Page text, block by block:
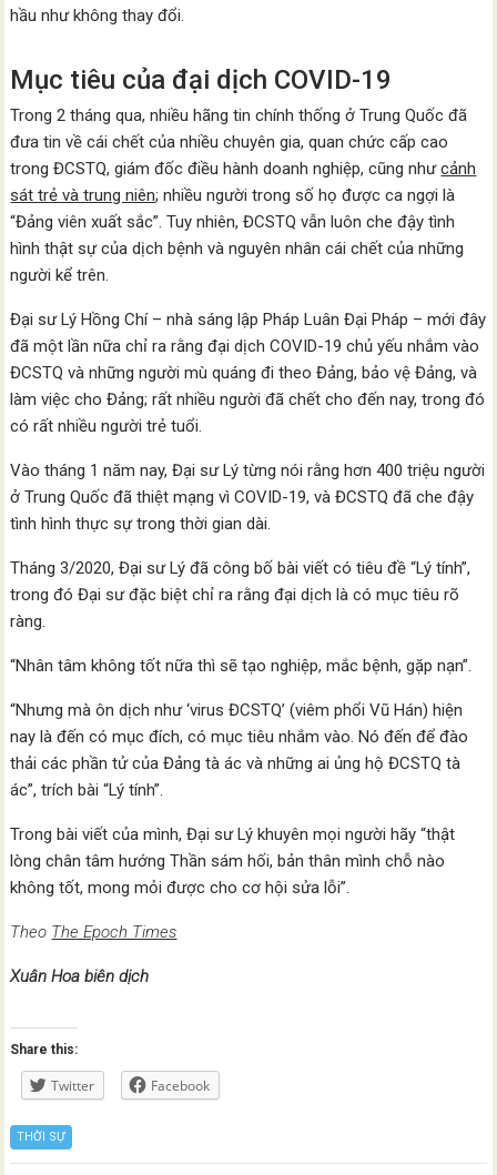
hầu như không thay đổi.
Mục tiêu của đại dịch COVID-19
Trong 2 tháng qua, nhiều hãng tin chính thống ở Trung Quốc đã
đưa tin về cái chết của nhiều chuyên gia, quan chức cấp cao
trong ĐCSTQ, giám đốc điều hành doanh nghiệp, cũng nhưcảnh
sát trẻ và trung niên; nhiều người trong số họ được ca ngợi là
“Đảng viên xuất sắc”. Tuy nhiên, ĐCSTQ vẫn luôn che đậy tình
hình thật sự của dịch bệnh và nguyên nhân cái chết của những
người kể trên.
Đại sư Lý Hồng Chí – nhà sáng lập Pháp Luân Đại Pháp – mới đây
đã một lần nữa chỉ ra rằng đại dịch COVID-19 chủ yếu nhắm vào
ĐCSTQ và những người mù quáng đi theo Đảng, bảo vệ Đảng, và
làm việc cho Đảng; rất nhiều người đã chết cho đến nay, trong đó
có rất nhiều người trẻ tuổi.
Vào tháng 1 năm nay, Đại sư Lý từng nói rằng hơn 400 triệu người
ở Trung Quốc đã thiệt mạng vì COVID-19, và ĐCSTQ đã che đậy
tình hình thực sự trong thời gian dài.
Tháng 3/2020, Đại sư Lý đã công bố bài viết có tiêu đề “Lý tính”,
trong đó Đại sư đặc biệt chỉ ra rằng đại dịch là có mục tiêu rõ
ràng.
“Nhân tâm không tốt nữa thì sẽ tạo nghiệp, mắc bệnh, gặp nạn”.
“Nhưng mà ôn dịch như ‘virus ĐCSTQ’ (viêm phổi Vũ Hán) hiện
nay là đến có mục đích, có mục tiêu nhắm vào. Nó đến để đào
thải các phần tử của Đảng tà ác và những ai ủng hộ ĐCSTQ tà
ác”, trích bài “Lý tính”.
Trong bài viết của mình, Đại sư Lý khuyên mọi người hãy “thật
lòng chân tâm hướng Thần sám hối, bản thân mình chỗ nào
không tốt, mong mỏi được cho cơ hội sửa lỗi”.
Theo The Epoch Times
Xuân Hoa biên dịch
Share this:
Twitter Facebook
THỜI SỰ